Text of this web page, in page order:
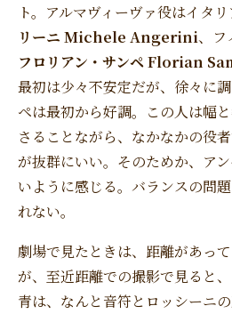
ト。アルマヴィーヴァ役はイタ
リーニ Michele Angerini、フ
フロリアン・サンペ Florian
最初は少々不安定だが、徐々に
ペは最初から好調。この人は幅
さることながら、なかなかの役
が抜群にいい。そのためか、ア
いように感じる。バランスの問
れない。
劇場で見たときは、距離があっ
が、至近距離での撮影で見ると
青は、なんと音符とロッシーニ